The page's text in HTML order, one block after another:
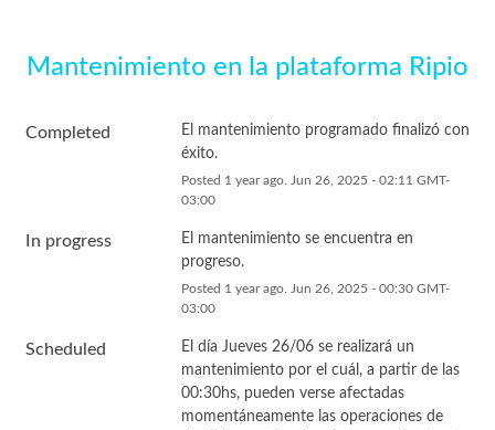
Mantenimiento en la plataforma Ripio
Completed
El mantenimiento programado finalizó con
éxito.
Posted 1 year ago. Jun 26, 2025 - 02:11 GMT-
03:00
In progress
El mantenimiento se encuentra en
progreso.
Posted 1 year ago. Jun 26, 2025 - 00:30GMT-
03:00
Scheduled
El día Jueves 26/06 se realizará un
mantenimiento por el cuál, a partir de las
00:30hs, pueden verse afectadas
momentáneamente las operaciones de